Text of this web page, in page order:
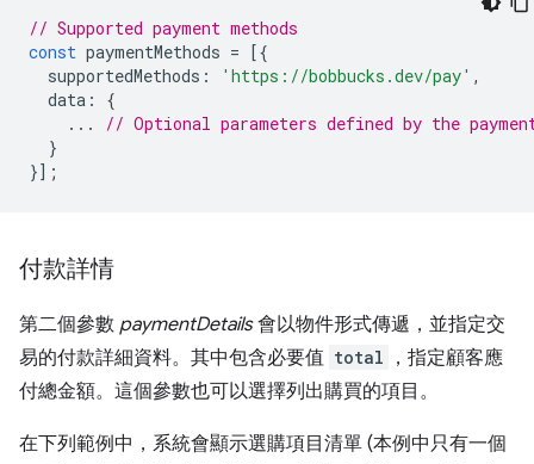
// Supported payment methods
const paymentMethods = [{
supportedMethods : 'https://bobbucks.dev/pay' ,
data :
{
...
// Optional parameters defined by the
}
}];
付款詳情
第二個參數 paymentDetails會以物件形式傳遞，並指定交
易的付款詳細資料。其中包含必要值 total
，指定顧客應
付總金額。這個參數也可以選擇列出購買的項目。
在下列範例中，系統會顯示選購項目清單 (本例中只有一個